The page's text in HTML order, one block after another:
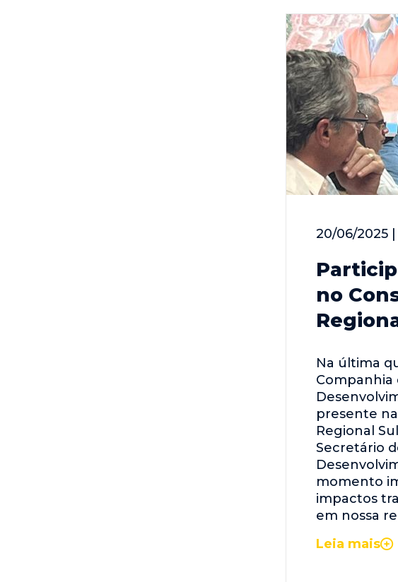
20/06/2025 |
no
Na última
Companhia
presente
Regional
Secretário
momento
impactos
em nossa
Leia mais